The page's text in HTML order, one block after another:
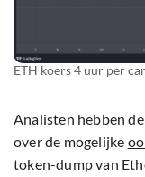
ETH koers 4 uur per
Analisten hebben
over de mogelijke
token-dump van